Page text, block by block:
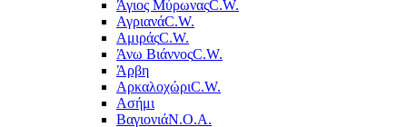
Άγιος ΜύρωναςC.W.
ΑγριανάC.W.
ΑμιράςC.W.
Άνω ΒιάννοςC.W.
Άρβη
ΑρκαλοχώριC.W.
Ασήμι
ΒαγιονιάΝ.Ο.Α.